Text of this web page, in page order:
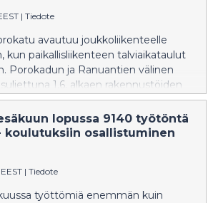
| Tiedote
avautuu joukkoliikenteelle
kun paikallisliikenteen talviaikataulut
Porokadun ja Ranuantien välinen
1.6. alkaen rakennustöiden
lopussa 9140 työtöntä
koulutuksiin osallistuminen
| Tiedote
työttömiä enemmän kuin